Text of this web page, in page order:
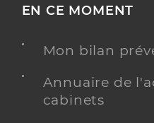
EN CE MOMENT
Mon bilan
Annuaire de
cabinets